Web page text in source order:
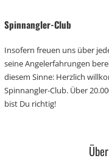
Spinnangler-Club
Insofern freuen uns über
seine Angelerfahrungen
diesem Sinne: Herzlich
Spinnangler-Club. Über
bist Du richtig!